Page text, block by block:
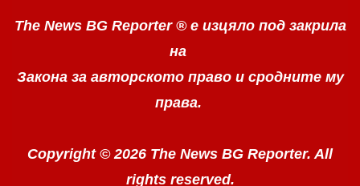
The News BG Reporter ® е изцяло под закрила
на
Закона за авторското право и сродните му
права.
Copyright © 2026 The News BG Reporter. All
rights reserved.